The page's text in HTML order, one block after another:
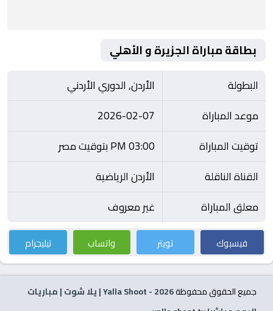
بطاقة مباراة الجزيرة و الأهلي
البطولة
الأردن, الدوري الأردني
موعد المباراة
2026-02-07
توقيت المباراة
03:00 PM بتوقيت مصر
القناة الناقلة
الأردن الرياضية
معلق المباراة
غير معروف
فيسبوك تويتر واتساب تيليجرام
جميع الحقوق محفوظة2026
- Yalla Shoot | يلا شوت | مباريات